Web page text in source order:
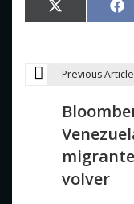
Compartir
en
X
(Twitter)
N
Previous Article
volver